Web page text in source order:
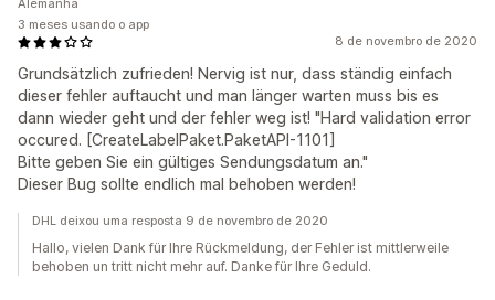
8 de novembro de 2020
Grundsätzlich zufrieden! Nervig ist nur, dass ständig einfach
dieser fehler auftaucht und man länger warten muss bis es
dann wieder geht und der fehler weg ist! "Hard validation error
occured. [CreateLabelPaket.PaketAPI-1101]
Bitte geben Sie ein gültiges Sendungsdatum an."
Dieser Bug sollte endlich mal behoben werden!
Alemanha
3 meses usando o app
DHL deixou uma resposta 9 de novembro de 2020
Hallo, vielen Dank für Ihre Rückmeldung, der Fehler ist mittlerweile
behoben un tritt nicht mehr auf. Danke für Ihre Geduld.